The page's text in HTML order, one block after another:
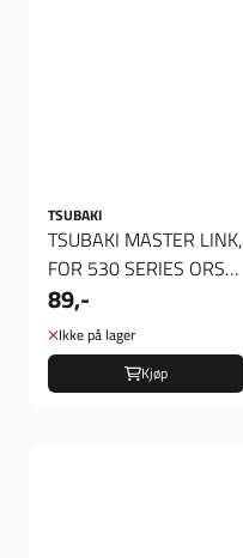
TSUBAKI
TSUBAKI MASTER LINK,
FOR 530 SERIES ORS
OMEGA CHAINS (CON.),
Kjede ...
89,-
Ikke på lager
Kjøp